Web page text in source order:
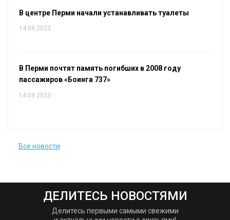
В центре Перми начали устанавливать туалеты
14.09.2023
В Перми почтят память погибших в 2008 году
пассажиров «Боинга 737»
14.09.2023
Все новости
ДЕЛИТЕСЬ НОВОСТЯМИ
Делитесь первыми самыми свежими